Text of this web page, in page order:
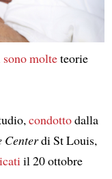
molteteorie
condottodalla
Centerdi St Louis,
il 20 ottobre